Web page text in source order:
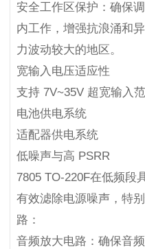
安全工作区保护：确保
内工作，增强抗浪涌和
力波动较大的地区。
宽输入电压适应性
支持 7V~35V 超宽输入
电池供电系统
适配器供电系统
低噪声与高 PSRR
7805 TO-220F在低频段
有效滤除电源噪声，特
路：
音频放大电路：确保音